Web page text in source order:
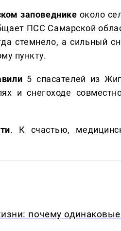
заповеднике около
ПСС Самарской
стемнело, а сильный
пункту.
5 спасателей из
и снегоходе
. К счастью,
почему